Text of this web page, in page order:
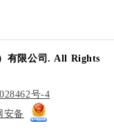
有限公司. All Rights
号-4
安备